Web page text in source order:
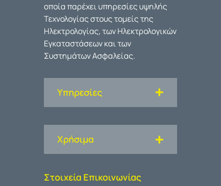
οποία παρέχει υπηρεσίες υψηλής
Τεχνολογίας στους τομείς της
Ηλεκτρολογίας, των Ηλεκτρολογικών
Εγκαταστάσεων και των
Συστημάτων Ασφαλείας.
Υπηρεσίες
Χρήσιμα
Στοιχεία Επικοινωνίας